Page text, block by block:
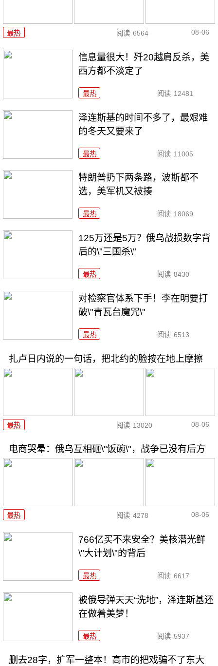
最热 阅读 6564 08-06
信息量很大！歼20越肩反杀，美
西方都不淡定了
最热 阅读 12481
泽连斯基的时间不多了，最艰难
的冬天又要来了
最热 阅读 11005
特朗普扔下两条路，波斯都不
选，美军机又被揍
最热 阅读 18069
125万还是5万？俄乌战损数字背
后的\"三国杀\"
最热 阅读 8430
对检察官体系下手！李在明要打
破\"青瓦台魔咒\"
最热 阅读 6513
扎卢日内说的一句话，把北约的脸按在地上摩擦
最热 阅读 13020 08-06
电商哭晕：俄乌互相砸\"饭碗\"，战争已没有后方
最热 阅读 4278 08-06
766亿买不来安全？美核潜光鲜
\"大计划\"的背后
最热 阅读 6617
被俄导弹天天“洗地”，泽连斯基还
在做着美梦！
最热 阅读 5937
删去28字，扩军一整本！高市的把戏骗不了东大